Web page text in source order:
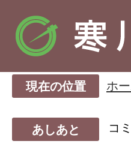
現在の位置 ホ
あしあと コ